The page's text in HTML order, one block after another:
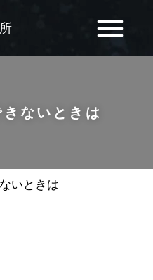
ないときは
いときは